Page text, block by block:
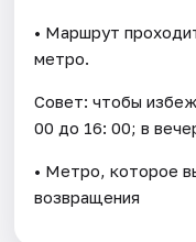
• Маршрут
метро.
Совет: чтобы
00 до 16: 00; в
• Метро, которое
возвращения